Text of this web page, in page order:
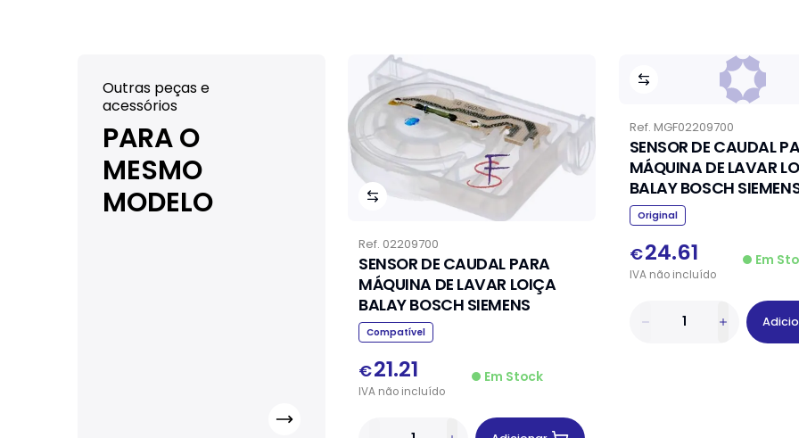
Outras peças e
acessórios
PARA O
MESMO
MODELO
Ref. 02209700
SENSOR DE CAUDAL PARA
MÁQUINA DE LAVAR LOIÇA
BALAY BOSCH SIEMENS
Compatível
€21.21
IVA não incluído
Em Stock
Ref. MGF02209700
SENSOR DE CAUDAL
MÁQUINA DE LAVAR
BALAY BOSCH
Original
€24.61
IVAnãoincluído
Em